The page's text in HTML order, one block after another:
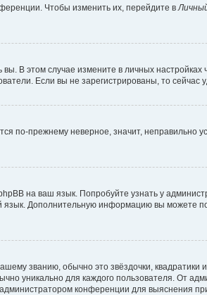
Чтобы изменить их, перейдите в
В этом случае измените в личных настройках
Если вы не зарегистрированы, то сейчас
по-прежнему неверное, значит, неправильно
на ваш язык. Попробуйте узнать у
Дополнительную информацию вы можете
званию, обычно это звёздочки,
уникально для каждого пользователя. От
конференции для выяснения